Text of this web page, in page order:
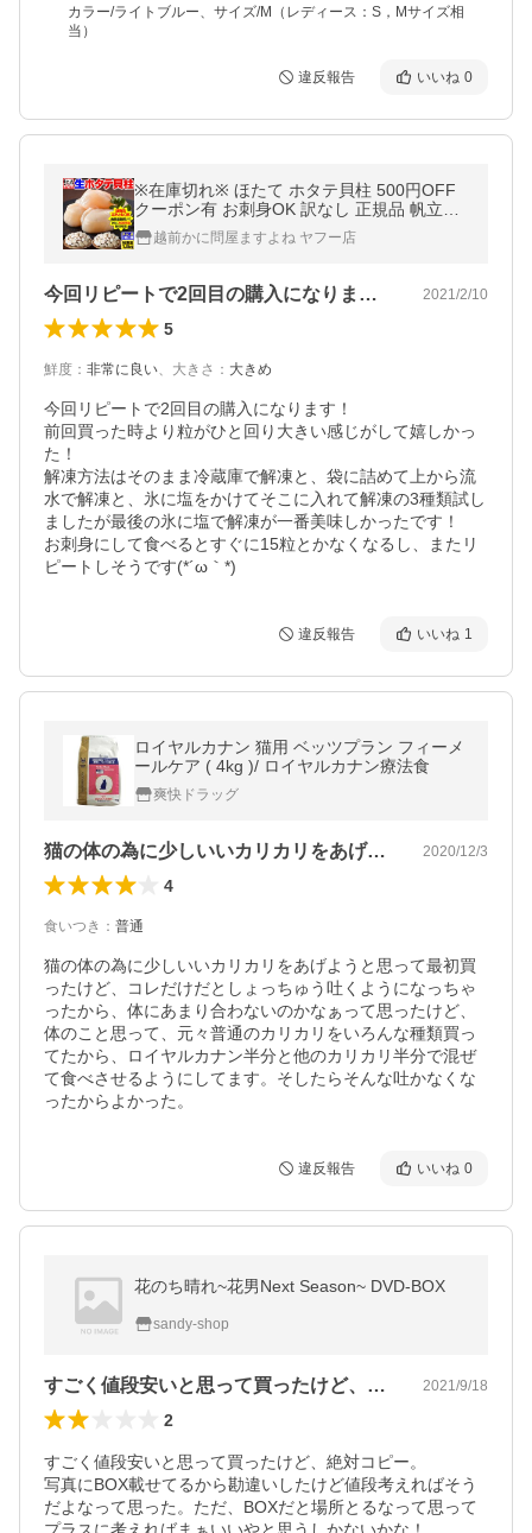
カラー/ライトブルー、サイズ/M（レディース：S，Mサイズ相
当）
違反報告 いいね 0
※在庫切れ※ ほたて ホタテ貝柱 500円OFF
クーポン有 お刺身OK 訳なし 正規品 帆立貝
柱 1kg 小粒60-90粒 個別冷凍 お刺し身 魚介
類 越前かに問屋ますよね ヤフー店
今回リピートで2回目の購入になります！… 2021/2/10
5
鮮度 ： 非常に良い、 大きさ ： 大きめ
今回リピートで2回目の購入になります！
前回買った時より粒がひと回り大きい感じがして嬉しかっ
た！
解凍方法はそのまま冷蔵庫で解凍と、袋に詰めて上から流
水で解凍と、氷に塩をかけてそこに入れて解凍の3種類試し
ましたが最後の氷に塩で解凍が一番美味しかったです！
お刺身にして食べるとすぐに15粒とかなくなるし、またリ
ピートしそうです(*´ω｀*)
違反報告 いいね 1
ロイヤルカナン 猫用 ベッツプラン フィーメ
ールケア ( 4kg )/ ロイヤルカナン療法食
爽快ドラッグ
猫の体の為に少しいいカリカリをあげよう… 2020/12/3
4
食いつき ： 普通
猫の体の為に少しいいカリカリをあげようと思って最初買
ったけど、コレだけだとしょっちゅう吐くようになっちゃ
ったから、体にあまり合わないのかなぁって思ったけど、
体のこと思って、元々普通のカリカリをいろんな種類買っ
てたから、ロイヤルカナン半分と他のカリカリ半分で混ぜ
て食べさせるようにしてます。そしたらそんな吐かなくな
ったからよかった。
違反報告 いいね 0
花のち晴れ~花男Next Season~ DVD-BOX
sandy-shop
すごく値段安いと思って買ったけど、絶対… 2021/9/18
2
すごく値段安いと思って買ったけど、絶対コピー。
写真にBOX載せてるから勘違いしたけど値段考えればそう
だよなって思った。ただ、BOXだと場所とるなって思って